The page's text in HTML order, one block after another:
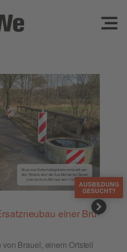
AUSBILDUNG
GESUCHT?
einer Brü­
Brau­el, einem Orts­teil